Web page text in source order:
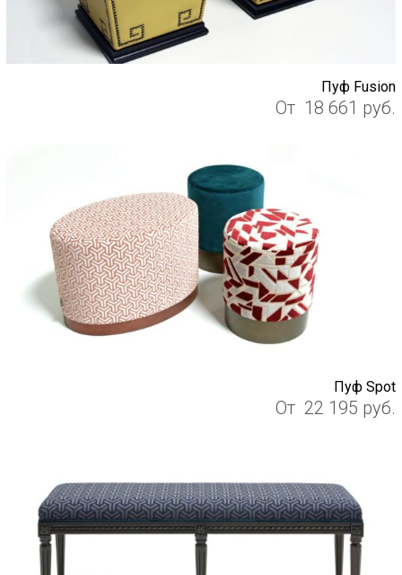
Пуф Fusion
От 18 661 руб.
Пуф Spot
От 22 195 руб.